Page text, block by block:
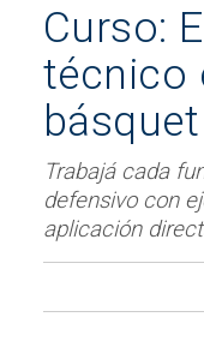
Curso:
técnico
básquet
Trabajá cada
defensivo con
aplicación